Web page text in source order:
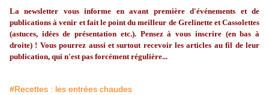
Lanewsletter vous informe en avant première d'événements et de
publications à venir et fait le point du meilleur de Grelinetteet Cassolettes
(astuces, idées de présentation etc.). Pensez à vous inscrire (en bas à
droite) ! Vous pourrez aussi et surtout recevoir les articles au fil de leur
publication, qui n'est pas forcément régulière...
#Recettes : les entrées chaudes